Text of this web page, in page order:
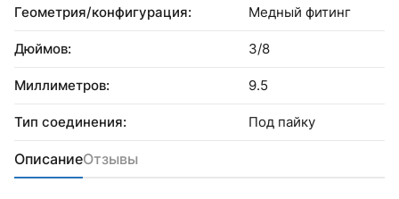
Геометрия/конфигурация: Медный фитинг
Дюймов: 3/8
Миллиметров: 9.5
Тип соединения: Под пайку
ОписаниеОтзывы